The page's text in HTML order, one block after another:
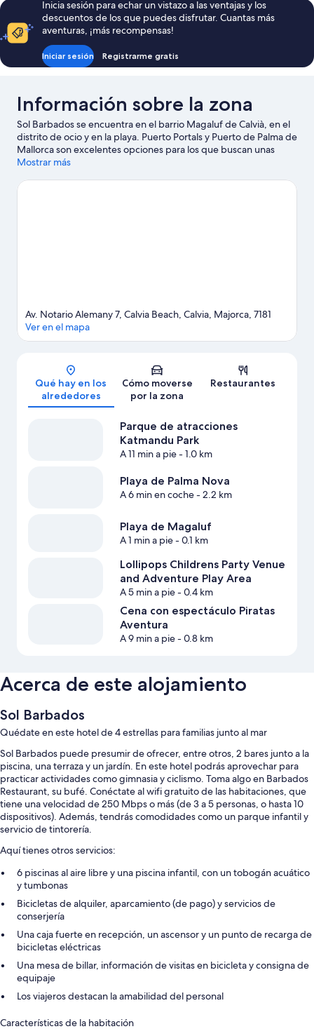
de
387 €
Inicia sesión para echar un vistazo a las ventajas y los
descuentos de los que puedes disfrutar. Cuantas más
aventuras, ¡más recompensas!
Iniciar sesión Registrarme gratis
Información sobre la zona
Sol Barbados se encuentra en el barrio Magaluf de Calvià, en el
distrito de ocio y en la playa. Puerto Portals y Puerto de Palma de
Mallorca son excelentes opciones para los que buscan unas
vacaciones activas, pero si prefieres sumergirte en la naturaleza,
necesitas. ¿Viajas con niños? Si es así, puedes llevarlos a Parque
Mostrar más
Mapa
Av. Notario Alemany 7, Calvia Beach, Calvia, Majorca, 7181
Ver en el mapa
Qué hay en los
alrededores
Cómo moverse
por la zona
Restaurantes
Parque de atracciones
Katmandu Park
A 11 min a pie- 1.0 km
Playa de Palma Nova
A 6 min en coche- 2.2 km
Playa de Magaluf
A 1 min a pie- 0.1 km
Lollipops Childrens Party Venue
and Adventure Play Area
A 5 min a pie- 0.4 km
Cena con espectáculo Piratas
Aventura
A 9 min a pie- 0.8 km
Acerca de este alojamiento
Sol Barbados
Quédate en este hotel de 4 estrellas para familias junto al mar
Sol Barbados puede presumir de ofrecer, entre otros, 2 bares junto a la
piscina, una terraza y un jardín. En este hotel podrás aprovechar para
practicar actividades como gimnasia y ciclismo. Toma algo en Barbados
Restaurant, su bufé. Conéctate al wifi gratuito de las habitaciones, que
tiene una velocidad de 250 Mbps o más (de 3 a 5 personas, o hasta 10
dispositivos). Además, tendrás comodidades como un parque infantil y
servicio de tintorería.
Aquí tienes otros servicios:
6 piscinas al aire libre y una piscina infantil, con un tobogán acuático
y tumbonas
Bicicletas de alquiler, aparcamiento (de pago) y servicios de
conserjería
Una caja fuerte en recepción, un ascensor y un punto de recarga de
bicicletas eléctricas
Una mesa de billar, información de visitas en bicicleta y consigna de
equipaje
Los viajeros destacan la amabilidad del personal
Características de la habitación